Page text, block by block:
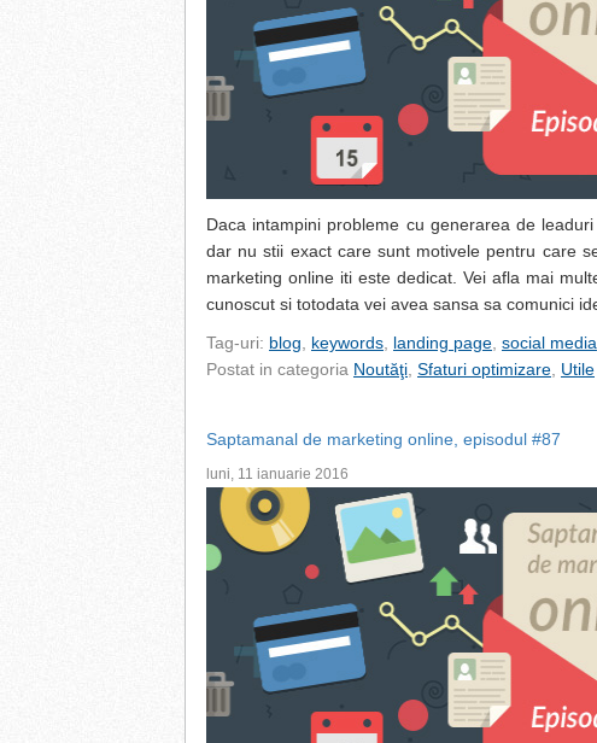
Daca intampini probleme cu generarea de
dar nu stii exact care sunt motivele pentru care
marketing online iti este dedicat. Vei afla mai
cunoscut si totodata vei avea sansa sa comunici
Tag-uri: blog keywords landing page social media
Postat in categoria Noutăţi Sfaturi optimizare Utile
Saptamanal de marketing online, episodul #87
luni, 11 ianuarie 2016